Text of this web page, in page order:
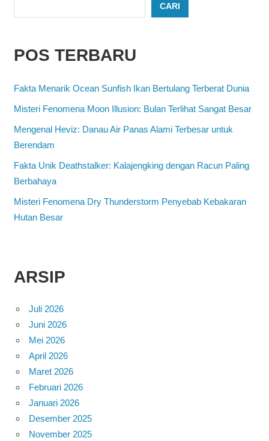
CARI
POS TERBARU
Fakta Menarik Ocean Sunfish Ikan Bertulang Terberat Dunia
Misteri Fenomena Moon Illusion: Bulan Terlihat Sangat Besar
Mengenal Heviz: Danau Air Panas Alami Terbesar untuk
Berendam
Fakta Unik Deathstalker: Kalajengking dengan Racun Paling
Berbahaya
Misteri Fenomena Dry Thunderstorm Penyebab Kebakaran
Hutan Besar
ARSIP
Juli 2026
Juni 2026
Mei 2026
April 2026
Maret 2026
Februari 2026
Januari 2026
Desember 2025
November 2025